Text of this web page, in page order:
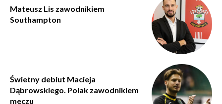
Mateusz Lis zawodnikiem
Southampton
Świetny debiut Macieja
Dąbrowskiego. Polak zawodnikiem
meczu